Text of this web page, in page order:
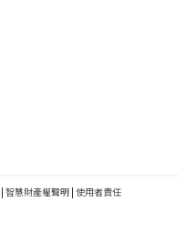
| 智慧財產權聲明 | 使用者責任